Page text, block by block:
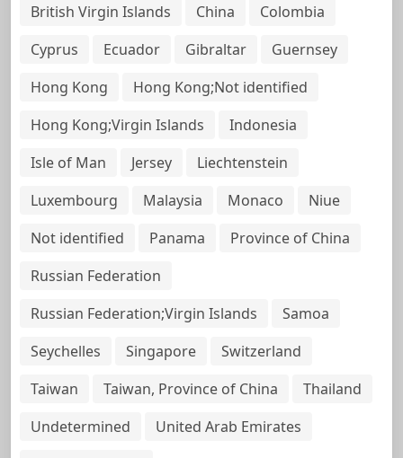
British Virgin Islands
China
Colombia
Cyprus
Ecuador Gibraltar
Guernsey
Hong Kong
Hong Kong;Not identified
Hong Kong;Virgin Islands
Indonesia
Isle of Man
Jersey
Liechtenstein
Luxembourg
Malaysia Monaco
Niue
Not identified
Panama
Province of China
Russian Federation
Russian Federation;Virgin Islands
Samoa
Seychelles
Singapore
Switzerland
Taiwan
Taiwan, Province of China
Thailand
Undetermined
United Arab Emirates